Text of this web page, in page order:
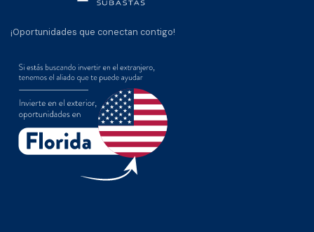
¡Oportunidades que conectan contigo!